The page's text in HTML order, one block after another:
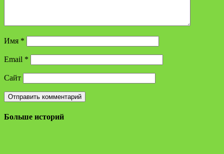
Имя *
Email *
Сайт
Больше историй